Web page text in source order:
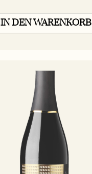
IN DEN WARENKORB